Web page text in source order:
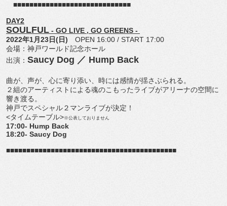
■■■■■■■■■■■■■■■■■■■■■■■■■■■■■
DAY2
SOULFUL - GO LIVE , GO GREENS -
2022年1月23日(日) OPEN 16:00 / START 17:00
会場：神戸ワールド記念ホール
出演： Saucy Dog ／ Hump Back
曲が、声が、心に寄り添い、時には感情が揺さぶられる。
２組のアーティストによる魂のこもったライブがアリーナの空間に
響き渡る。
神戸でスペシャル２マンライブが決定！
<タイムテーブル>※公表しておりません
17:00- Hump Back
18:20- Saucy Dog
■■■■■■■■■■■■■■■■■■■■■■■■■■■■■■■■■■■■■■■■■■